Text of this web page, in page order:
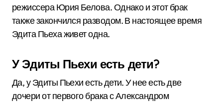
режиссера Юрия Белова. Однако и этот брак
также закончился разводом. В настоящее время
Эдита Пьеха живет одна.
У Эдиты Пьехи есть дети?
Да, у Эдиты Пьехи есть дети. У нее есть две
дочери от первого брака с Александром